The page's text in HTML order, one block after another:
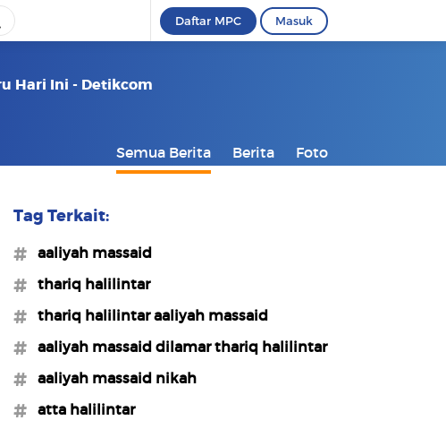
Daftar MPC Masuk
Hari Ini - Detikcom
Semua Berita Berita Foto
Tag Terkait:
#aaliyah massaid
#thariq halilintar
#thariq halilintar aaliyah massaid
#aaliyah massaid dilamar thariq halilintar
#aaliyah massaid nikah
#atta halilintar